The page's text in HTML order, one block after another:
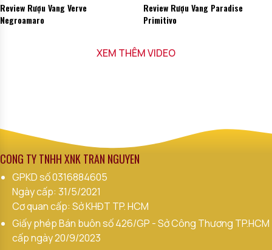
Review Rượu Vang Verve
Negroamaro
Review Rượu Vang Paradise
Primitivo
XEM THÊM VIDEO
CÔNG TY TNHH XNK TRẦN NGUYÊN
GPKD số0316884605
Ngày cấp: 31/5/2021
Cơ quan cấp: Sở KHĐT TP. HCM
Giấy phép Bán buôn số 426/GP - Sở Công Thương TP.HCM
cấp ngày 20/9/2023